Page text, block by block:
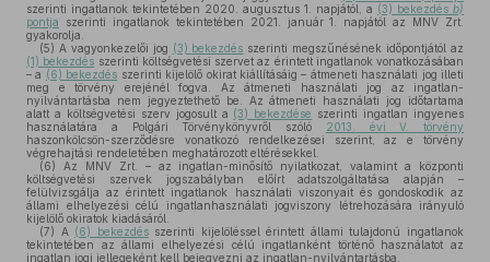
szerinti ingatlanok tekintetében 2020. augusztus 1. napjától, a (3) bekezdés b)
pontja szerinti ingatlanok tekintetében 2021. január 1. napjától az MNV Zrt.
gyakorolja.
(5) A vagyonkezelői jog (3) bekezdés szerinti megszűnésének időpontjától az
(1) bekezdés szerinti költségvetési szervet az érintett ingatlanok vonatkozásában
– a (6) bekezdés szerinti kijelölő okirat kiállításáig – átmeneti használati jog illeti
meg e törvény erejénél fogva. Az átmeneti használati jog az ingatlan-
nyilvántartásba nem jegyeztethető be. Az átmeneti használati jog időtartama
alatt a költségvetési szerv jogosult a (3) bekezdése szerinti ingatlan ingyenes
használatára a Polgári Törvénykönyvről szóló
2013. évi V. törvény
haszonkölcsön-szerződésre vonatkozó rendelkezései szerint, az e törvény
végrehajtási rendeletében meghatározott eltérésekkel.
(6) Az MNV Zrt. – az ingatlan-minősítő nyilatkozat, valamint a központi
költségvetési szervek jogszabályban előírt adatszolgáltatása alapján –
felülvizsgálja az érintett ingatlanok használati viszonyait és gondoskodik az
állami elhelyezési célú ingatlanhasználati jogviszony létrehozására irányuló
kijelölő okiratok kiadásáról.
(7) A (6) bekezdésszerinti kijelöléssel érintett állami tulajdonú ingatlanok
tekintetében az állami elhelyezési célú ingatlanként történő használatot az
ingatlan jogi jellegeként kell bejegyezni az ingatlan-nyilvántartásba.